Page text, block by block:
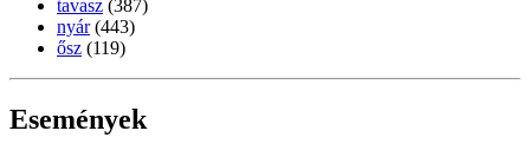
tavasz (387)
nyár (443)
ősz (119)
Események